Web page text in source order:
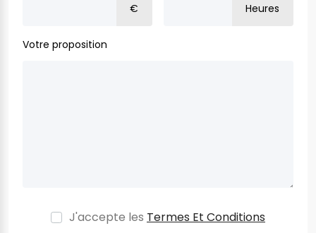
€ Heures
Votre proposition
J'accepte les Termes Et Conditions